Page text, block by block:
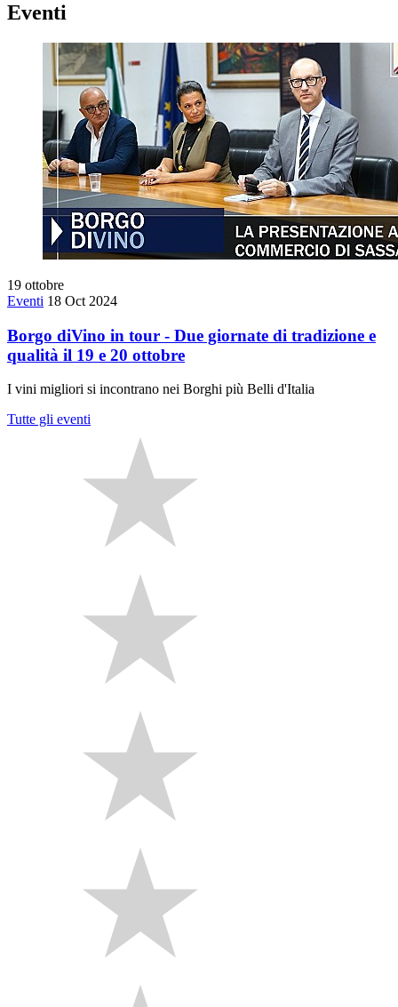
Eventi
19 ottobre
Eventi 18 Oct 2024
Borgo diVino in tour - Due giornate di tradizione e
qualità il 19 e 20 ottobre
I vini migliori si incontrano nei Borghi più Belli d'Italia
Tutte gli eventi